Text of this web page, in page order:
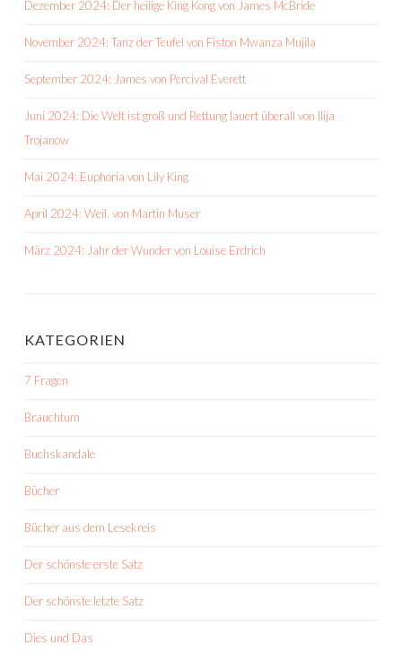
Dezember 2024: Der heilige King Kong von James McBride
November 2024: Tanz der Teufel von Fiston Mwanza Mujila
September 2024: James von Percival Everett
Juni 2024: Die Welt ist groß und Rettung lauert überall von Ilija
Trojanow
Mai 2024: Euphoria von Lily King
April 2024: Weil. von Martin Muser
März 2024: Jahr der Wunder von Louise Erdrich
KATEGORIEN
7 Fragen
Brauchtum
Buchskandale
Bücher
Bücher aus dem Lesekreis
Der schönste erste Satz
Der schönste letzte Satz
Dies und Das